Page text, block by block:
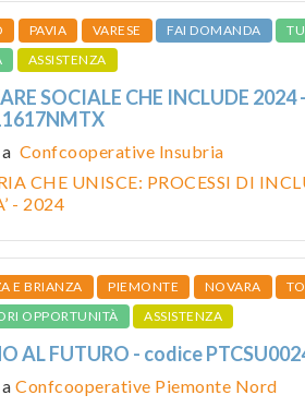
PAVIA VARESE FAI DOMANDA
ASSISTENZA
SOCIALE CHE INCLUDE 2024
Confcooperative Insubria
CHE UNISCE: PROCESSI DI
- 2024
E BRIANZA PIEMONTE NOVARA
OPPORTUNITÀ ASSISTENZA
AL FUTURO - codice
Confcooperative Piemonte Nord